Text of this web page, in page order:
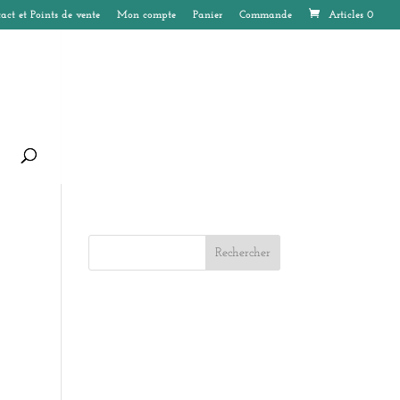
et Points de vente Mon compte Panier Commande Articles 0